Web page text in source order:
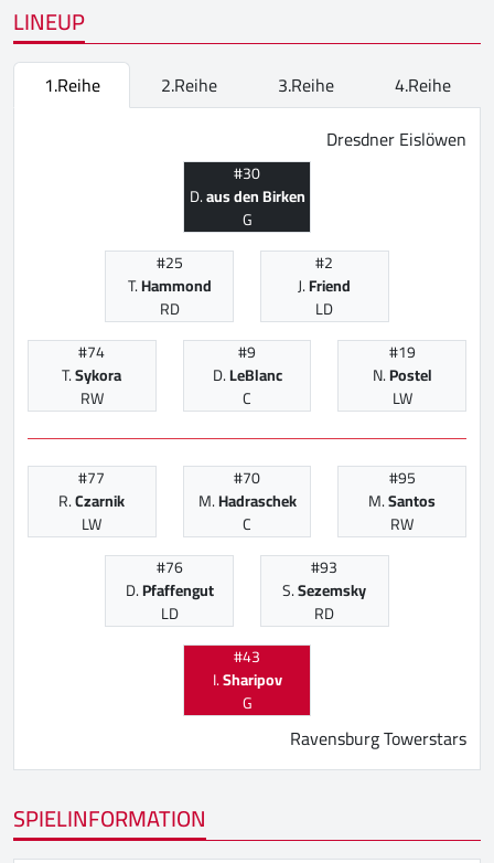
LINEUP
1.Reihe 2.Reihe 3.Reihe
4.Reihe
Dresdner Eislöwen
#30
D.aus den Birken
G
#25
T.Hammond
RD
#2
J.Friend
LD
#74
T.Sykora
RW
#9
D.LeBlanc
C
#19
N.Postel
LW
#77
R.Czarnik
LW
#70
M.Hadraschek
C
#95
M.Santos
RW
#76
D.Pfaffengut
LD
#93
S.Sezemsky
RD
#43
I.Sharipov
G
Ravensburg Towerstars
SPIELINFORMATION